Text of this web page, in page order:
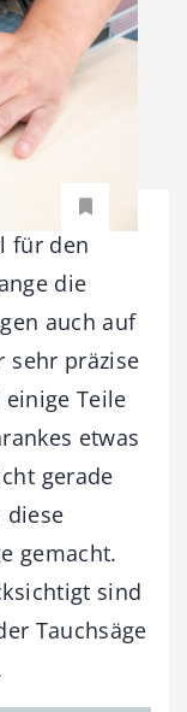
für den
die
auch auf
sehr präzise
Teile
etwas
gerade
diese
gemacht.
sind
Tauchsäge